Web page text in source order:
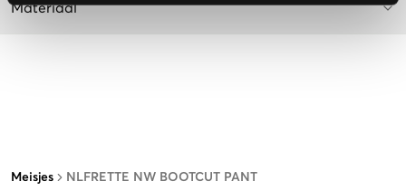
Meisjes NLFRETTE NW BOOTCUT PANT
Materiaal